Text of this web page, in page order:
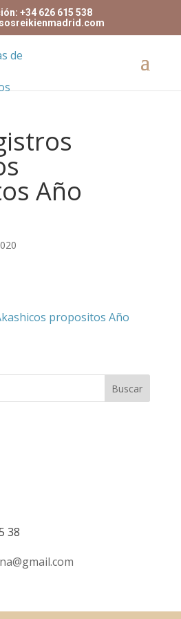
+34 626 615 538
Año
38